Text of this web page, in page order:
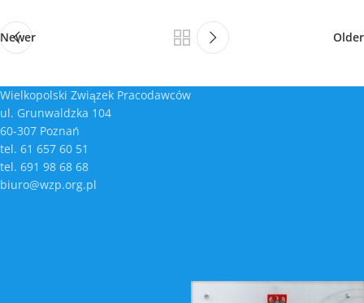
Newer Older
Wielkopolski Związek Pracodawców
ul. Grunwaldzka 104
60-307 Poznań
tel. 61 657 60 51
tel. 691 98 68 68
biuro@wzp.org.pl